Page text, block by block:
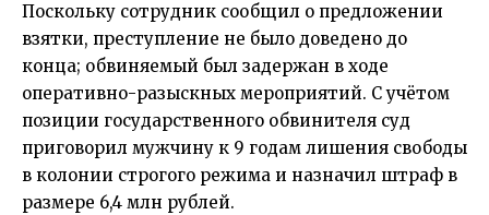
Поскольку сотрудник сообщил о предложении
взятки, преступление не было доведено до
конца; обвиняемый был задержан в ходе
оперативно-разыскных мероприятий. С учётом
позиции государственного обвинителя суд
приговорил мужчину к 9 годам лишения свободы
в колонии строгого режима и назначил штраф в
размере 6,4 млн рублей.